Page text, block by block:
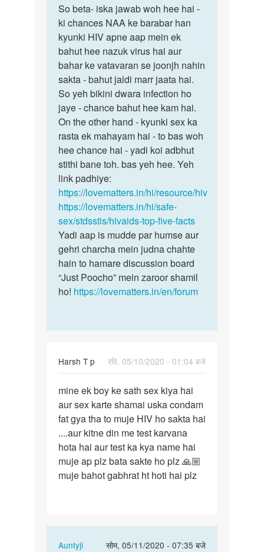
to
Medam
ji
Mene
aapse
pucha…
by
Rakesh
So
beta-
iska
jawab
woh
hee…
So beta- iska jawab woh hee hai -
ki chances NAA ke barabar han
kyunki HIV apne aap mein ek
bahut hee nazuk virus hai aur
bahar ke vatavaran se joonjh nahin
sakta - bahut jaldi marr jaata hai.
So yeh bikini dwara infection ho
jaye - chance bahut hee kam hai.
On the other hand - kyunki sex ka
rasta ek mahayam hai - to bas woh
hee chance hai - yadi koi adbhut
stithi bane toh. bas yeh hee. Yeh
link padhiye:
https://lovematters.in/hi/resource/hiv
https://lovematters.in/hi/safe-
sex/stdsstis/hivaids-top-five-facts
Yadi aap is mudde par humse aur
gehri charcha mein judna chahte
hain to hamare discussion board
“Just Poocho” mein zaroor shamil
ho! https://lovematters.in/en/forum
Harsh T p
रवि, 05/10/2020 - 01:04 बजे
mine
ek
boy
sath
sex
kiya…
mine ek boy ke sath sex kiya hai
aur sex karte shamai uska condam
fat gya tha to muje HIV ho sakta hai
....aur kitne din me test karvana
hota hai aur test ka kya name hai
muje ap plz bata sakte ho plz 🙏🏼
muje bahot gabhrat ht hoti hai plz
Auntyji सोम, 05/11/2020 - 07:35 बजे
In